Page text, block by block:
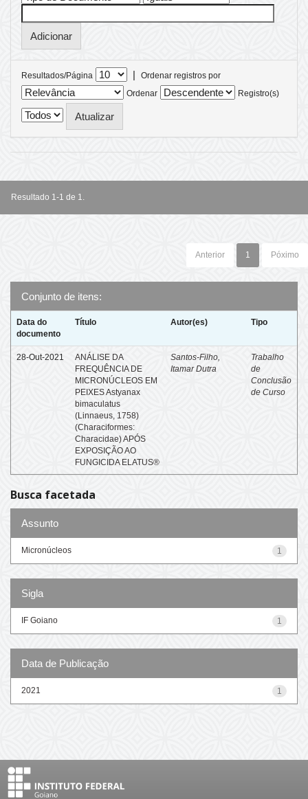
Resultados/Página |
Ordenar registros por
Ordenar
Registro(s)
Resultado 1-1 de 1.
Anterior 1 Póximo
Conjunto de itens:
Data do
documento
Título Autor(es) Tipo
28-Out-2021
ANÁLISE DA
FREQUÊNCIA DE
MICRONÚCLEOS EM
PEIXES Astyanax
bimaculatus
(Linnaeus, 1758)
(Characiformes:
Characidae) APÓS
EXPOSIÇÃO AO
FUNGICIDA ELATUS®
Santos-Filho,
Itamar Dutra
Trabalho
de
Conclusão
de Curso
Busca facetada
Assunto
1
Micronúcleos
Sigla
1
IF Goiano
Data de Publicação
1
2021